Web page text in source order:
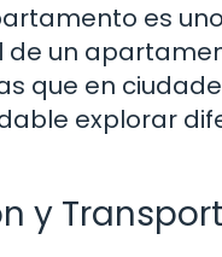
es
de un
que en
explorar
y